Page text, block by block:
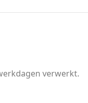
verwerkt.